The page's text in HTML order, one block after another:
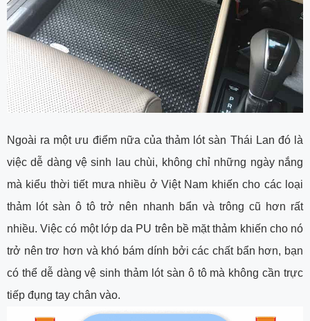
Ngoài ra một ưu điểm nữa của thảm lót sàn Thái Lan đó là
việc dễ dàng vệ sinh lau chùi, không chỉ những ngày nắng
mà kiểu thời tiết mưa nhiều ở Việt Nam khiến cho các loại
thảm lót sàn ô tô trở nên nhanh bẩn và trông cũ hơn rất
nhiều. Việc có một lớp da PU trên bề mặt thảm khiến cho nó
trở nên trơ hơn và khó bám dính bởi các chất bẩn hơn, bạn
có thể dễ dàng vệ sinh thảm lót sàn ô tô mà không cần trực
tiếp đụng tay chân vào.